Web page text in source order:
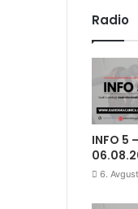
Radio
INFO 5 –
6.